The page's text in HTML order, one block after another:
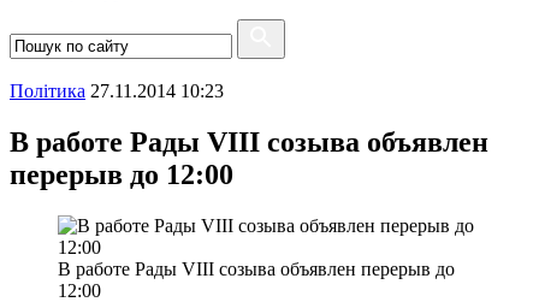
Полiтика 27.11.2014 10:23
В работе Рады VIII созыва объявлен
перерыв до 12:00
В работе Рады VIII созыва объявлен перерыв до
12:00